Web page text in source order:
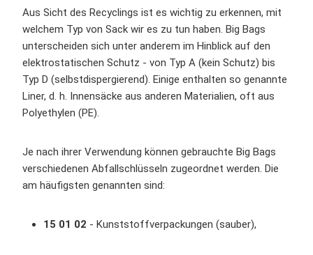
Aus Sicht des Recyclings ist es wichtig zu erkennen, mit
welchem Typ von Sack wir es zu tun haben. Big Bags
unterscheiden sich unter anderem im Hinblick auf den
elektrostatischen Schutz - von Typ A (kein Schutz) bis
Typ D (selbstdispergierend). Einige enthalten so genannte
Liner, d. h. Innensäcke aus anderen Materialien, oft aus
Polyethylen (PE).
Je nach ihrer Verwendung können gebrauchte Big Bags
verschiedenen Abfallschlüsseln zugeordnet werden. Die
am häufigsten genannten sind:
15 01 02 - Kunststoffverpackungen (sauber),